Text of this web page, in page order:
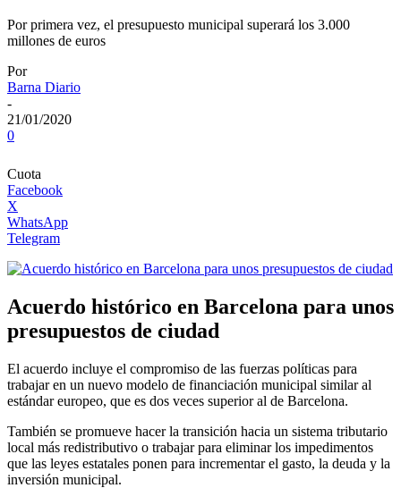
Por primera vez, el presupuesto municipal superará los 3.000
millones de euros
Por
Barna Diario
-
21/01/2020
0
Cuota
Facebook
X
WhatsApp
Telegram
Acuerdo histórico en Barcelona para unos
presupuestos de ciudad
El acuerdo incluye el compromiso de las fuerzas políticas para
trabajar en un nuevo modelo de financiación municipal similar al
estándar europeo, que es dos veces superior al de Barcelona.
También se promueve hacer la transición hacia un sistema tributario
local más redistributivo o trabajar para eliminar los impedimentos
que las leyes estatales ponen para incrementar el gasto, la deuda y la
inversión municipal.